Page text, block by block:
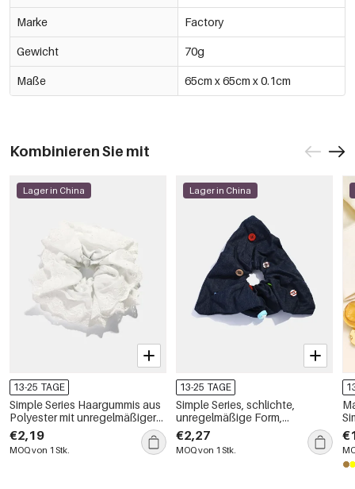
Marke Factory
Gewicht 70g
Maße 65cm x 65cm x 0.1cm
Kombinieren Sie mit
Lager in China
13-25 TAGE
Simple Series Haargummis aus
Polyester mit unregelmäßiger
Blumenform
€2,19
MOQ von 1 Stk.
Lager in China
13-25 TAGE
Simple Series, schlichte,
unregelmäßige Form,
einfarbige Damen-Haargummis
aus Polyester
€2,27
MOQ von 1 Stk.